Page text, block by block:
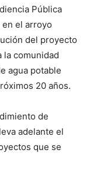
Pública
en el arroyo
del proyecto
la comunidad
agua potable
20 años.
de
adelante el
que se